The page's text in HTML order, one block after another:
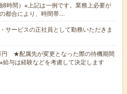
8時間）※上記は一例です。業務上必要が
都合により、時間帯…
サービスの正社員として勤務いただきま
円 ★配属先が変更となった際の待機期間
与は経験などを考慮して決定します